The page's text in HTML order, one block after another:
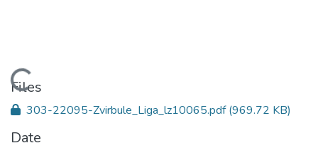
Loading...
Files
303-22095-Zvirbule_Liga_lz10065.pdf(969.72 KB)
Date